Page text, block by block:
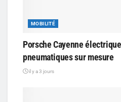
MOBILITÉ
Porsche Cayenne
pneumatiques sur mesure
il y a 3 jours